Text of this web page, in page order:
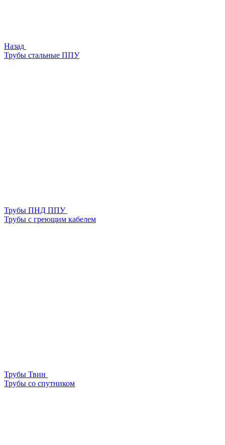
Назад
Трубы стальные ППУ
Трубы ПНД ППУ
Трубы с греющим кабелем
Трубы Твин
Трубы со спутником